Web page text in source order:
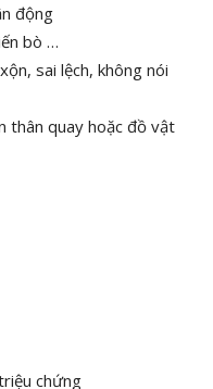
động
bò …
sai lệch, không nói
quay hoặc đồ vật
chứng